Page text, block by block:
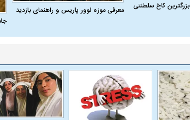
کاخ سلطنتی
معرفی موزه لوور پاریس و راهنمای بازدید